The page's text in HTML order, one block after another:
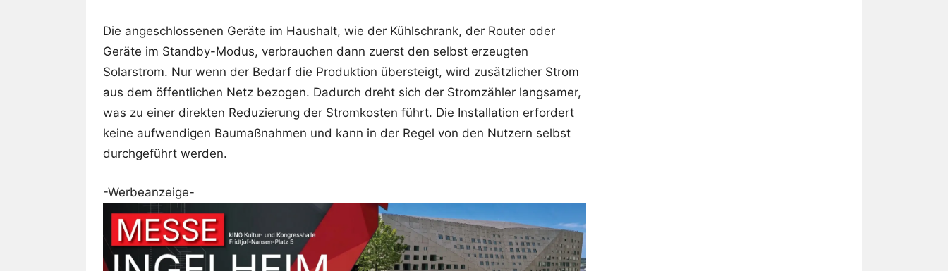
Die angeschlossenen Geräte im Haushalt, wie der Kühlschrank, der Router oder
Geräte im Standby-Modus, verbrauchen dann zuerst den selbst erzeugten
Solarstrom. Nur wenn der Bedarf die Produktion übersteigt, wird zusätzlicher Strom
aus dem öffentlichen Netz bezogen. Dadurch dreht sich der Stromzähler langsamer,
was zu einer direkten Reduzierung der Stromkosten führt. Die Installation erfordert
keine aufwendigen Baumaßnahmen und kann in der Regel von den Nutzern selbst
durchgeführt werden.
-Werbeanzeige-